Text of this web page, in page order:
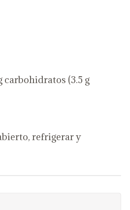
carbohidratos (3.5 g
refrigerar y